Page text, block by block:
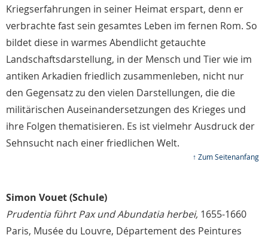
Kriegserfahrungen in seiner Heimat erspart, denn er
verbrachte fast sein gesamtes Leben im fernen Rom. So
bildet diese in warmes Abendlicht getauchte
Landschaftsdarstellung, in der Mensch und Tier wie im
antiken Arkadien friedlich zusammenleben, nicht nur
den Gegensatz zu den vielen Darstellungen, die die
militärischen Auseinandersetzungen des Krieges und
ihre Folgen thematisieren. Es ist vielmehr Ausdruck der
Sehnsucht nach einer friedlichen Welt.
↑ Zum Seitenanfang
Simon Vouet (Schule)
Prudentia führt Pax und Abundatia herbei, 1655-1660
Paris, Musée du Louvre, Département des Peintures